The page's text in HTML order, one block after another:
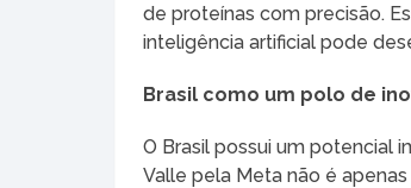
de proteínas com precisão.
inteligência artificial pode
Brasil como um polo de
O Brasil possui um potencial
Valle pela Meta não é